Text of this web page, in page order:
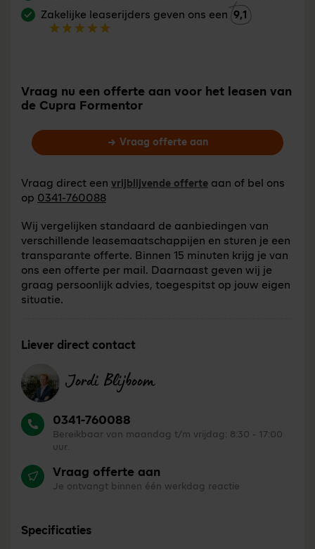
Zakelijke leaserijders geven ons een 9,1
Vraag nu een offerte aan voor het leasen van
de Cupra Formentor
Vraag offerte aan
Vraag direct een vrijblijvende offerte aan of bel ons
op 0341-760088
Wij vergelijken standaard de aanbiedingen van
verschillende leasemaatschappijen en sturen je een
transparante offerte. Binnen 15 minuten krijg je van
ons een offerte per mail. Daarnaast geven wij je
graag persoonlijk advies, toegespitst op jouw eigen
situatie.
Liever direct contact
Jordi Blijboom
0341-760088
Bereikbaar van maandag t/m vrijdag: 8:30 - 17:00
uur.
Vraag offerte aan
Je ontvangt binnen één werkdag reactie
Specificaties